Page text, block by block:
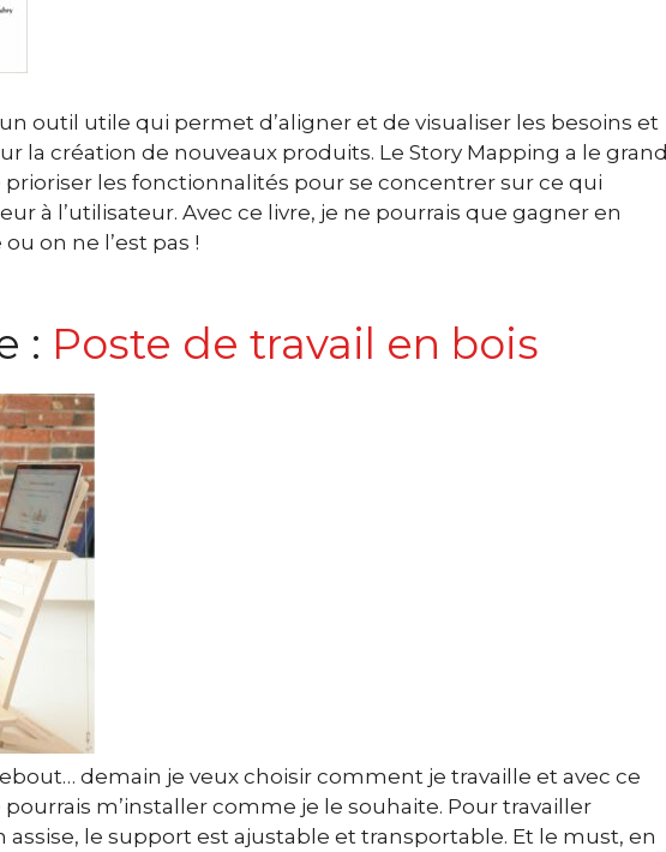
outil utile qui permet d’aligner et de visualiser les besoins et
la création de nouveaux produits. Le Story Mapping a le grand
les fonctionnalités pour se concentrer sur ce qui
à l’utilisateur. Avec ce livre, je ne pourrais que gagner en
on ne l’est pas !
: Poste de travail en bois
demain je veux choisir comment je travaille et avec ce
m’installer comme je le souhaite. Pour travailler
le support est ajustable et transportable. Et le must, en